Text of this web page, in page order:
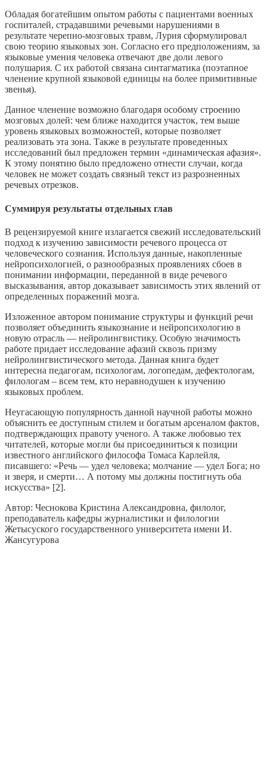
Обладая богатейшим опытом работы с пациентами военных
госпиталей, страдавшими речевыми нарушениями в
результате черепно-мозговых травм, Лурия сформулировал
свою теорию языковых зон. Согласно его предположениям, за
языковые умения человека отвечают две доли левого
полушария. С их работой связана синтагматика (поэтапное
членение крупной языковой единицы на более примитивные
звенья).
Данное членение возможно благодаря особому строению
мозговых долей: чем ближе находится участок, тем выше
уровень языковых возможностей, которые позволяет
реализовать эта зона. Также в результате проведенных
исследований был предложен термин «динамическая афазия».
К этому понятию было предложено отнести случаи, когда
человек не может создать связный текст из разрозненных
речевых отрезков.
Суммируя результаты отдельных глав
В рецензируемой книге излагается свежий исследовательский
подход к изучению зависимости речевого процесса от
человеческого сознания. Используя данные, накопленные
нейропсихологией, о разнообразных проявлениях сбоев в
понимании информации, переданной в виде речевого
высказывания, автор доказывает зависимость этих явлений от
определенных поражений мозга.
Изложенное автором понимание структуры и функций речи
позволяет объединить языкознание и нейропсихологию в
новую отрасль — нейролингвистику. Особую значимость
работе придает исследование афазий сквозь призму
нейролингвистического метода. Данная книга будет
интересна педагогам, психологам, логопедам, дефектологам,
филологам – всем тем, кто неравнодушен к изучению
языковых проблем.
Неугасающую популярность данной научной работы можно
объяснить ее доступным стилем и богатым арсеналом фактов,
подтверждающих правоту ученого. А также любовью тех
читателей, которые могли бы присоединиться к позиции
известного английского философа Томаса Карлейля,
писавшего: «Речь — удел человека; молчание — удел Бога; но
и зверя, и смерти… А потому мы должны постигнуть оба
искусства» [2].
Автор: Чеснокова Кристина Александровна, филолог,
преподаватель кафедры журналистики и филологии
Жетысуского государственного университета имени И.
Жансугурова